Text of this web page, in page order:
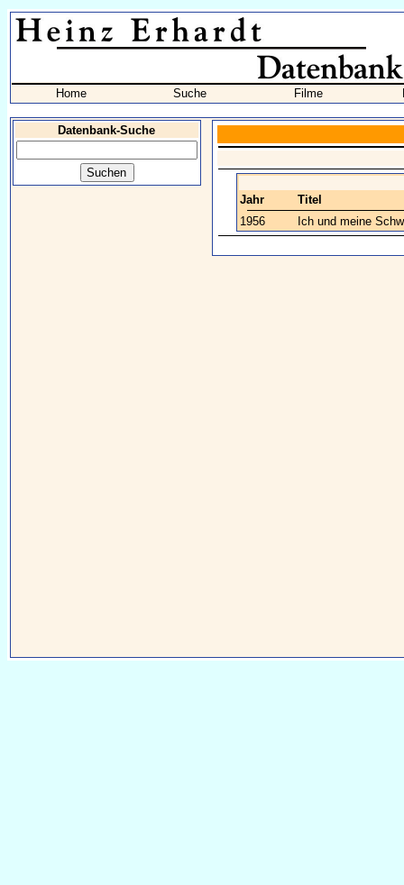
Home Suche Filme
Datenbank-Suche
Jahr
Titel
1956
Ich und meine